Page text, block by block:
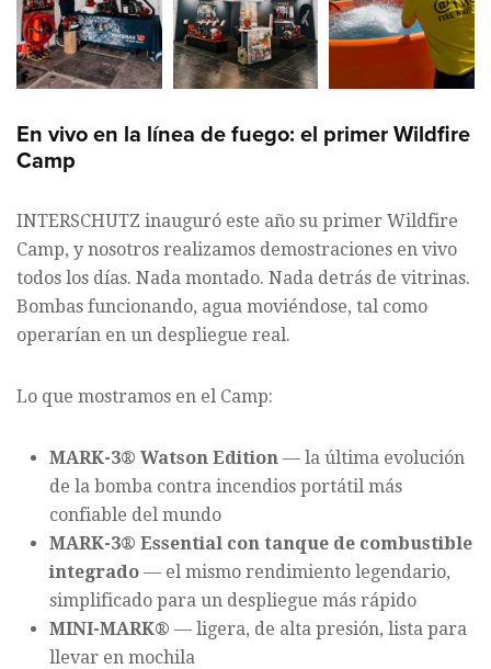
En vivo en la línea de fuego: el primer Wildfire
Camp
INTERSCHUTZ inauguró este año su primer Wildfire
Camp, y nosotros realizamos demostraciones en vivo
todos los días. Nada montado. Nada detrás de vitrinas.
Bombas funcionando, agua moviéndose, tal como
operarían en un despliegue real.
Lo que mostramos en el Camp:
MARK-3® Watson Edition — la última evolución
de la bomba contra incendios portátil más
confiable del mundo
MARK-3® Essential con tanque de combustible
integrado — el mismo rendimiento legendario,
simplificado para un despliegue más rápido
MINI-MARK® — ligera, de alta presión, lista para
llevar en mochila